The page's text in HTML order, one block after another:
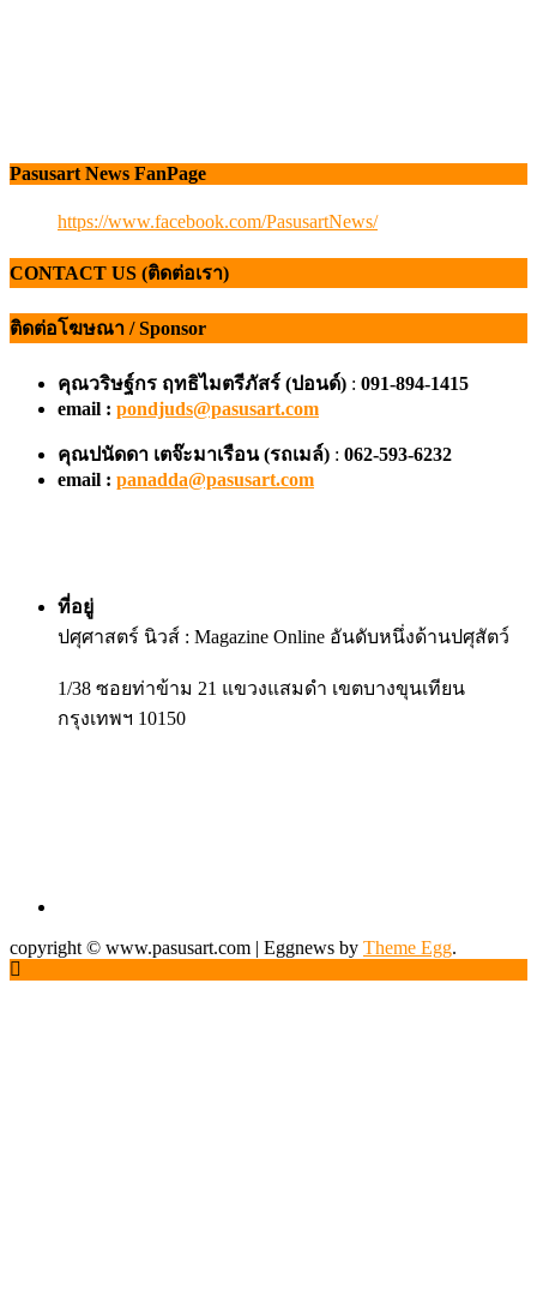
Pasusart News FanPage
https://www.facebook.com/PasusartNews/
CONTACT US (ติดต่อเรา)
ติดต่อโฆษณา / Sponsor
คุณวริษฐ์กร ฤทธิไมตรีภัสร์ (ปอนด์) : 091-894-1415
email : pondjuds@pasusart.com
คุณปนัดดา เตจ๊ะมาเรือน (รถเมล์) : 062-593-6232
email : panadda@pasusart.com
ที่อยู่
ปศุศาสตร์ นิวส์ : Magazine Online อันดับหนึ่งด้านปศุสัตว์
1/38 ซอยท่าข้าม 21 แขวงแสมดำ เขตบางขุนเทียน
กรุงเทพฯ 10150
copyright © www.pasusart.com | Eggnews by Theme Egg.